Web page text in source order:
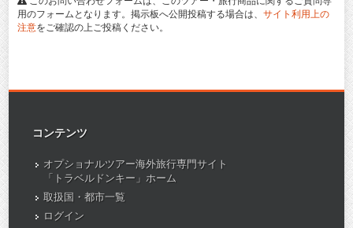
用のフォームとなります。掲示板へ公開投稿する場合は、 サイト利用上の
注意をご確認の上ご投稿ください。
コンテンツ
オプショナルツアー海外旅行専門サイト
「トラベルドンキー」ホーム
取扱国・都市一覧
ログイン